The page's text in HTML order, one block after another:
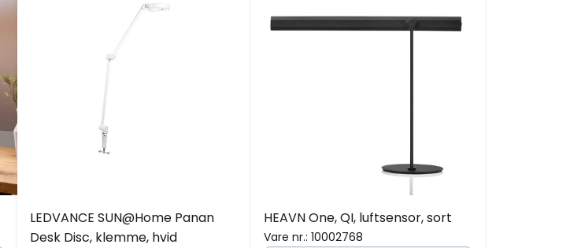
LEDVANCE SUN@Home Panan
Desk Disc, klemme, hvid
HEAVN One, QI, luftsensor, sort
Vare nr.: 10002768